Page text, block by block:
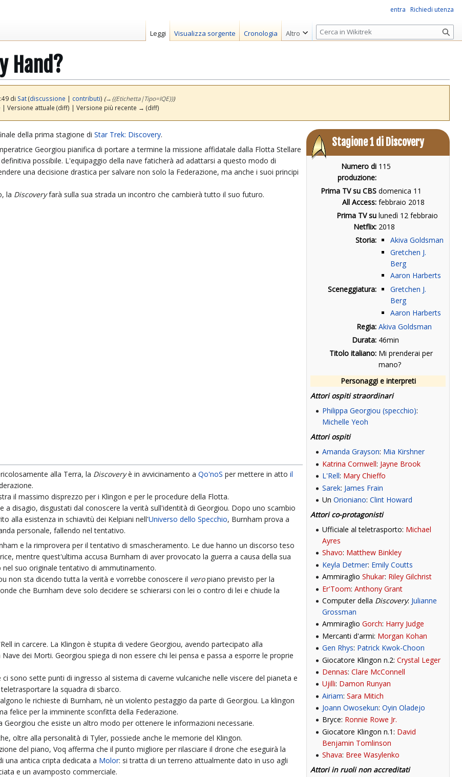
Hand?
di Sat (discussione | contributi) (→{{Etichetta|Tipo=IQE}})
| Versione attuale (diff) | Versione più recente → (diff)
Stagione 1 di Discovery
Numero di
produzione:
115
Prima TV su CBS
All Access:
domenica 11
febbraio 2018
Prima TV su
Netflix:
lunedì 12 febbraio
2018
Storia:
Akiva Goldsman
Gretchen J.
Berg
Aaron Harberts
Sceneggiatura:
Gretchen J.
Berg
Aaron Harberts
Regia: Akiva Goldsman
Durata: 46min
Titolo italiano: Mi prenderai per
mano?
Personaggi e interpreti
Attori ospiti straordinari
Philippa Georgiou (specchio):
Michelle Yeoh
Attori ospiti
Amanda Grayson: Mia Kirshner
Katrina Cornwell: Jayne Brook
L'Rell: Mary Chieffo
Sarek: James Frain
Un Orioniano: Clint Howard
Attori co-protagonisti
Ufficiale al teletrasporto: Michael
Ayres
Shavo: Matthew Binkley
Keyla Detmer: Emily Coutts
Ammiraglio Shukar: Riley Gilchrist
Er'Toom: Anthony Grant
Computer della Discovery: Julianne
Grossman
Ammiraglio Gorch: Harry Judge
Mercanti d'armi: Morgan Kohan
Gen Rhys: Patrick Kwok-Choon
Giocatore Klingon n.2: Crystal Leger
Dennas: Clare McConnell
Ujilli: Damon Runyan
Airiam: Sara Mitich
Joann Owosekun: Oyin Oladejo
Bryce: Ronnie Rowe Jr.
Giocatore Klingon n.1: David
Benjamin Tomlinson
Shava: Bree Wasylenko
Attori in ruoli non accreditati
della prima stagione di Star Trek: Discovery.
Georgiou pianifica di portare a termine la missione affidatale dalla Flotta Stellare
possibile. L'equipaggio della nave faticherà ad adattarsi a questo modo di
una decisione drastica per salvare non solo la Federazione, ma anche i suoi principi
la Discoveryfarà sulla sua strada un incontro che cambierà tutto il suo futuro.
alla Terra, la Discoveryè in avvicinamento a Qo'noS per mettere in atto il
il massimo disprezzo per i Klingon e per le procedure della Flotta.
a disagio, disgustati dal conoscere la verità sull'identità di Georgiou. Dopo uno scambio
alla esistenza in schiavitù dei Kelpiani nell'Universo dello Specchio, Burnham prova a
personale, fallendo nel tentativo.
e la rimprovera per il tentativo di smascheramento. Le due hanno un discorso teso
mentre quest'ultima accusa Burnham di aver provocato la guerra a causa della sua
suo originale tentativo di ammutinamento.
non sta dicendo tutta la verità e vorrebbe conoscere il veropiano previsto per la
che Burnham deve solo decidere se schierarsi con lei o contro di lei e chiude la
in carcere. La Klingon è stupita di vedere Georgiou, avendo partecipato alla
dei Morti. Georgiou spiega di non essere chi lei pensa e passa a esporre le proprie
ci sono sette punti di ingresso al sistema di caverne vulcaniche nelle viscere del pianeta e
la squadra di sbarco.
le richieste di Burnham, nè un violento pestaggio da parte di Georgiou. La klingon
felice per la imminente sconfitta della Federazione.
Georgiou che esiste un altro modo per ottenere le informazioni necessarie.
oltre alla personalità di Tyler, possiede anche le memorie del Klingon.
del piano, Voq afferma che il punto migliore per rilasciare il drone che eseguirà la
una antica cripta dedicata a Molor: si tratta di un terreno attualmente dato in uso agli
e un avamposto commerciale.
entra Richiedi utenza
Leggi Visualizza sorgente Cronologia Altro
R
i
r